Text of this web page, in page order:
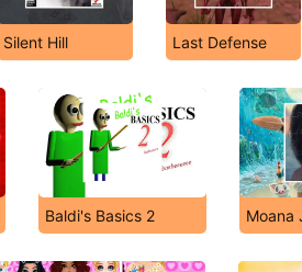
Silent Hill Last Defense
Baldi's Basics 2 Moana